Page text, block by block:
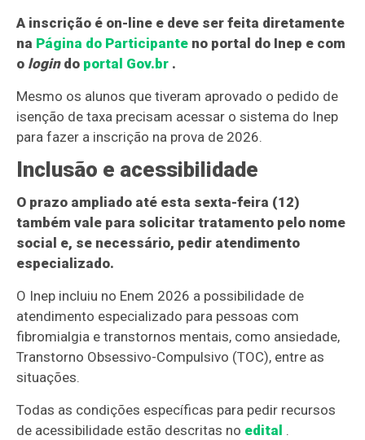
A inscrição é on-line e deve ser feita diretamente
na Página do Participante no portal do Inep e com
o logindo portal Gov.br .
Mesmo os alunos que tiveram aprovado o pedido de
isenção de taxa precisam acessar o sistema do Inep
para fazer a inscrição na prova de 2026.
Inclusão e acessibilidade
O prazo ampliado até esta sexta-feira (12)
também vale para solicitar tratamento pelo nome
social e, se necessário, pedir atendimento
especializado.
O Inep incluiu no Enem 2026 a possibilidade de
atendimento especializado para pessoas com
fibromialgia e transtornos mentais, como ansiedade,
Transtorno Obsessivo-Compulsivo (TOC), entre as
situações.
Todas as condições específicas para pedir recursos
de acessibilidade estão descritas no edital .